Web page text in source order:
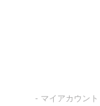
マイアカウント